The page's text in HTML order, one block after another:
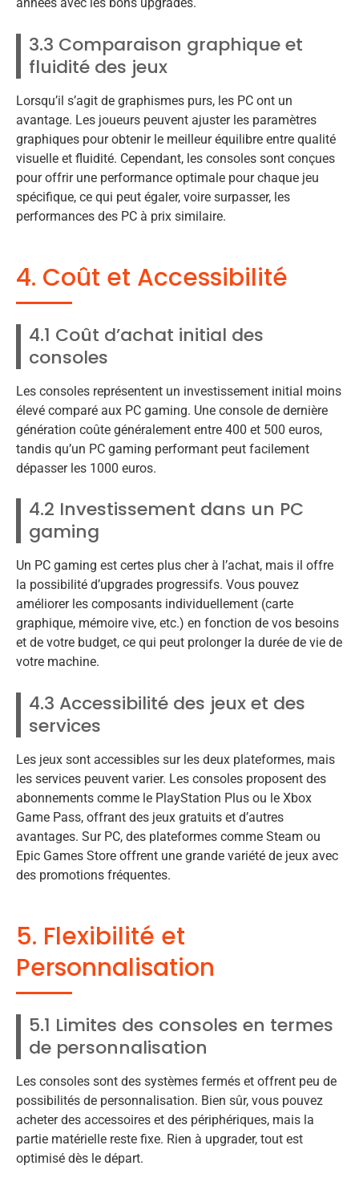
3.3 Comparaison graphique et
fluidité des jeux
Lorsqu’il s’agit de graphismes purs, les PC ont un
avantage. Les joueurs peuvent ajuster les paramètres
graphiques pour obtenir le meilleur équilibre entre qualité
visuelle et fluidité. Cependant, les consoles sont conçues
pour offrir une performance optimale pour chaque jeu
spécifique, ce qui peut égaler, voire surpasser, les
performances des PC à prix similaire.
4. Coût et Accessibilité
4.1 Coût d’achat initial des
consoles
Les consoles représentent un investissement initial moins
élevé comparé aux PC gaming. Une console de dernière
génération coûte généralement entre 400 et 500 euros,
tandis qu’un PC gaming performant peut facilement
dépasser les 1000 euros.
4.2 Investissement dans un PC
gaming
Un PC gaming est certes plus cher à l’achat, mais il offre
la possibilité d’upgrades progressifs. Vous pouvez
améliorer les composants individuellement (carte
graphique, mémoire vive, etc.) en fonction de vos besoins
et de votre budget, ce qui peut prolonger la durée de vie de
votre machine.
4.3 Accessibilité des jeux et des
services
Les jeux sont accessibles sur les deux plateformes, mais
les services peuvent varier. Les consoles proposent des
abonnements comme le PlayStation Plus ou le Xbox
Game Pass, offrant des jeux gratuits et d’autres
avantages. Sur PC, des plateformes comme Steam ou
Epic Games Store offrent une grande variété de jeux avec
des promotions fréquentes.
5. Flexibilité et
Personnalisation
5.1 Limites des consoles en termes
de personnalisation
Les consoles sont des systèmes fermés et offrent peu de
possibilités de personnalisation. Bien sûr, vous pouvez
acheter des accessoires et des périphériques, mais la
partie matérielle reste fixe. Rien à upgrader, tout est
optimisé dès le départ.